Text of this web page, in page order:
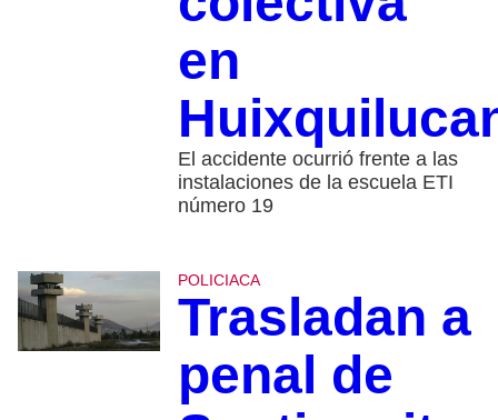
en
El accidente ocurrió frente a las
instalaciones de la escuela ETI
número 19
POLICIACA
Trasladan a
penal de